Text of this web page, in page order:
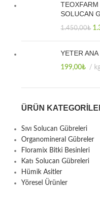
SOLUCAN
1.450,00₺
YETER
199,00₺
ÜRÜN
Sıvı Solucan Gübreleri
Organomineral Gübreler
Floramix Bitki Besinleri
Katı Solucan Gübreleri
Hümik Asitler
Yöresel Ürünler